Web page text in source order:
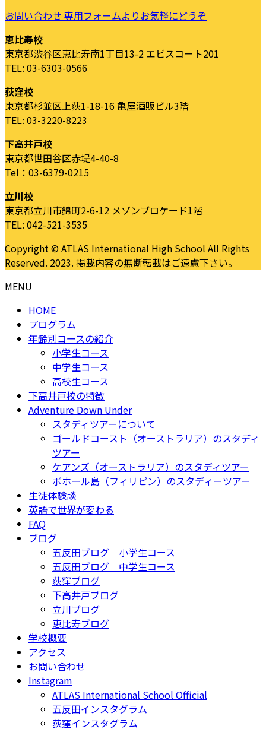
お問い合わせ 専用フォームよりお気軽にどうぞ
恵比寿校
東京都渋谷区恵比寿南1丁目13-2 エビスコート201
TEL: 03-6303-0566
荻窪校
東京都杉並区上荻1-18-16 亀屋酒販ビル3階
TEL: 03-3220-8223
下高井戸校
東京都世田谷区赤堤4-40-8
Tel：03-6379-0215
立川校
東京都立川市錦町2-6-12 メゾンブロケード1階
TEL: 042-521-3535
Copyright © ATLAS International High School All Rights
Reserved. 2023. 掲載内容の無断転載はご遠慮下さい。
MENU
HOME
プログラム
年齢別コースの紹介
小学生コース
中学生コース
高校生コース
下高井戸校の特徴
Adventure Down Under
スタディツアーについて
ゴールドコースト（オーストラリア）のスタディ
ツアー
ケアンズ（オーストラリア）のスタディツアー
ボホール島（フィリピン）のスタディーツアー
生徒体験談
英語で世界が変わる
FAQ
ブログ
五反田ブログ 小学生コース
五反田ブログ 中学生コース
荻窪ブログ
下高井戸ブログ
立川ブログ
恵比寿ブログ
学校概要
アクセス
お問い合わせ
Instagram
ATLAS International School Official
五反田インスタグラム
荻窪インスタグラム